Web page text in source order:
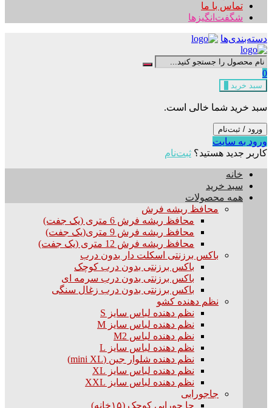
تماس با ما
شگفت‌انگیزها
دسته‌بندی‌ها
0
سبد خرید
سبد خرید شما خالی است.
ورود / ثبت‌نام
ورود به سایت
کاربر جدید هستید؟ ثبت‌نام
خانه
سبد خرید
همه محصولات
محافظ ریشه فرش
محافظ ریشه فرش 6 متری (یک جفت)
محافظ ریشه فرش 9 متری(یک جفت)
محافظ ریشه فرش 12 متری (یک جفت)
باکس برزنتی اسکلت دار بدون درب
باکس برزنتی بدون درب کوچک
باکس برزنتی بدون درب سرمه ای
باکس برزنتی بدون درب زغال سنگی
نظم دهنده کشو
نظم دهنده لباس سایز S
نظم دهنده لباس سایز M
نظم دهنده لباس M2
نظم دهنده لباس سایز L
نظم دهنده شلوار جین (mini XL)
نظم دهنده لباس سایز XL
نظم دهنده لباس سایز XXL
جاجورابی
جا جورابی کوچک (۱۵خانه)